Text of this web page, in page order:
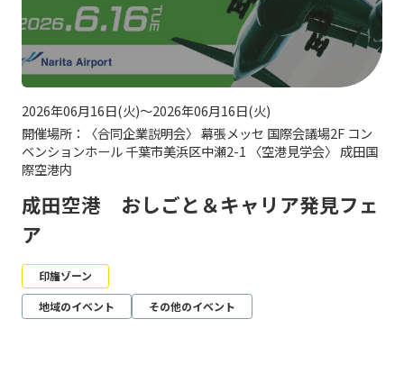
2026年06月16日(火)～2026年06月16日(火)
開催場所：〈合同企業説明会〉 幕張メッセ 国際会議場2F コン
ベンションホール 千葉市美浜区中瀬2-1 〈空港見学会〉 成田国
際空港内
成田空港 おしごと＆キャリア発見フェ
ア
印旛ゾーン
地域のイベント
その他のイベント